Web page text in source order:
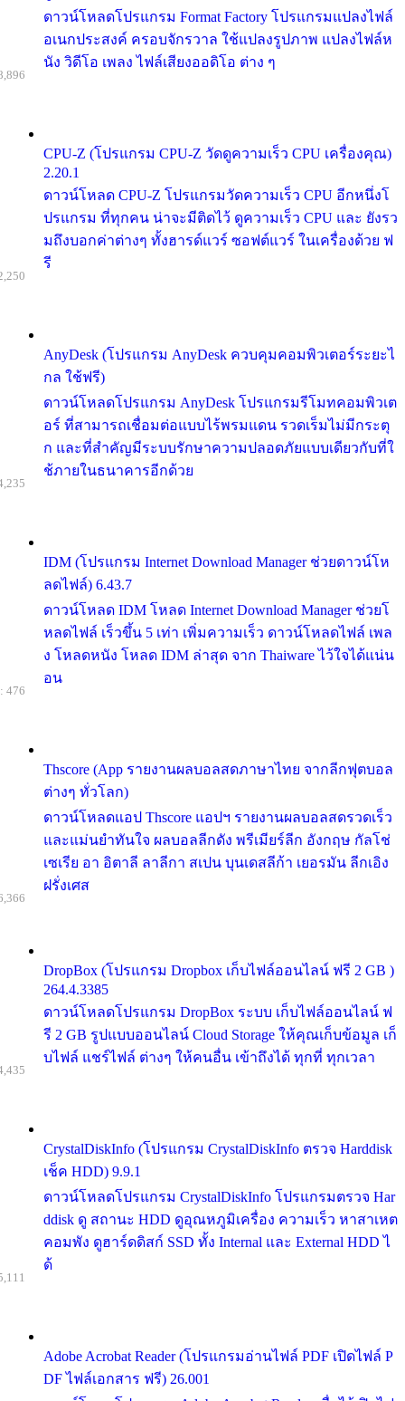
ดาวน์โหลดโปรแกรม Format Factory โปรแกรมแปลงไฟล์
อเนกประสงค์ ครอบจักรวาล ใช้แปลงรูปภาพ แปลงไฟล์ห
นัง วิดีโอ เพลง ไฟล์เสียงออดิโอ ต่าง ๆ
CPU-Z (โปรแกรม CPU-Z วัดดูความเร็ว CPU เครื่องคุณ)
2.20.1
ดาวน์โหลด CPU-Z โปรแกรมวัดความเร็ว CPU อีกหนึ่งโ
ปรแกรม ที่ทุกคน น่าจะมีติดไว้ ดูความเร็ว CPU และ ยังรว
มถึงบอกค่าต่างๆ ทั้งฮารด์แวร์ ซอฟต์แวร์ ในเครื่องด้วย ฟ
รี
AnyDesk (โปรแกรม AnyDesk ควบคุมคอมพิวเตอร์ระยะไ
กล ใช้ฟรี)
ดาวน์โหลดโปรแกรม AnyDesk โปรแกรมรีโมทคอมพิวเต
อร์ ที่สามารถเชื่อมต่อแบบไร้พรมแดน รวดเร็มไม่มีกระตุ
ก และที่สำคัญมีระบบรักษาความปลอดภัยแบบเดียวกับที่ใ
ช้ภายในธนาคารอีกด้วย
IDM (โปรแกรม Internet Download Manager ช่วยดาวน์โห
ลดไฟล์) 6.43.7
ดาวน์โหลด IDM โหลด Internet Download Manager ช่วยโ
หลดไฟล์ เร็วขึ้น 5 เท่า เพิ่มความเร็ว ดาวน์โหลดไฟล์ เพล
ง โหลดหนัง โหลด IDM ล่าสุด จาก Thaiware ไว้ใจได้แน่น
อน
Thscore (App รายงานผลบอลสดภาษาไทย จากลีกฟุตบอล
ต่างๆ ทั่วโลก)
ดาวน์โหลดแอป Thscore แอปฯ รายงานผลบอลสดรวดเร็ว
และแม่นยำทันใจ ผลบอลลีกดัง พรีเมียร์ลีก อังกฤษ กัลโช่
เซเรีย อา อิตาลี ลาลีกา สเปน บุนเดสลีก้า เยอรมัน ลีกเอิง
ฝรั่งเศส
476
DropBox (โปรแกรม Dropbox เก็บไฟล์ออนไลน์ ฟรี 2 GB )
264.4.3385
ดาวน์โหลดโปรแกรม DropBox ระบบ เก็บไฟล์ออนไลน์ ฟ
รี 2 GB รูปแบบออนไลน์ Cloud Storage ให้คุณเก็บข้อมูล เก็
บไฟล์ แชร์ไฟล์ ต่างๆ ให้คนอื่น เข้าถึงได้ ทุกที่ ทุกเวลา
CrystalDiskInfo (โปรแกรม CrystalDiskInfo ตรวจ Harddisk
เช็ค HDD) 9.9.1
ดาวน์โหลดโปรแกรม CrystalDiskInfo โปรแกรมตรวจ Har
ddisk ดู สถานะ HDD ดูอุณหภูมิเครื่อง ความเร็ว หาสาเหต
คอมพัง ดูฮาร์ดดิสก์ SSD ทั้ง Internal และ External HDD ไ
ด้
Adobe Acrobat Reader (โปรแกรมอ่านไฟล์ PDF เปิดไฟล์ P
DF ไฟล์เอกสาร ฟรี) 26.001